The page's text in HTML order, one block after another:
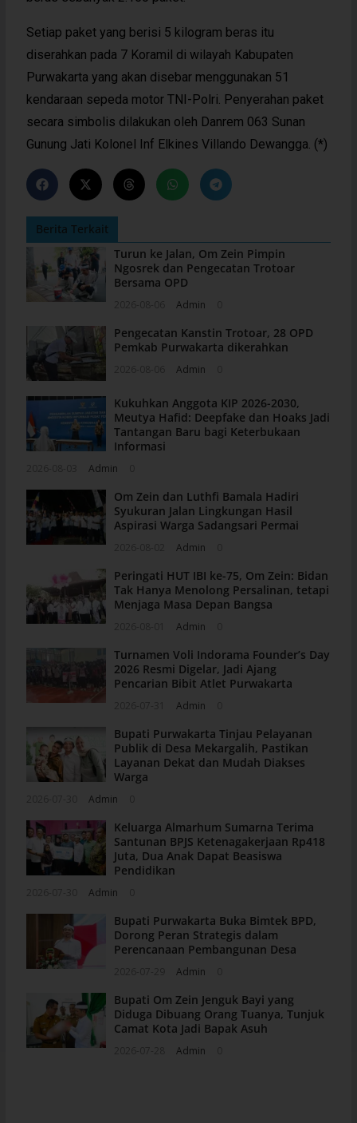
Setiap paket yang berisi 5 kilogram beras itu
diserahkan pada 7 Koramil di wilayah Kabupaten
Purwakarta yang akan disebar menggunakan 51
kendaraan sepeda motor TNI-Polri. Penyerahan paket
secara simbolis dilakukan oleh Danrem 063 Sunan
Gunung Jati Kolonel Inf Elkines Villando Dewangga. (*)
Berita Terkait
Turun ke Jalan, Om Zein Pimpin
Ngosrek dan Pengecatan Trotoar
Bersama OPD
Admin
Pengecatan Kanstin Trotoar, 28 OPD
Pemkab Purwakarta dikerahkan
Admin
Kukuhkan Anggota KIP 2026-2030,
Meutya Hafid: Deepfake dan Hoaks Jadi
Tantangan Baru bagi Keterbukaan
Informasi
Admin
Om Zein dan Luthfi Bamala Hadiri
Syukuran Jalan Lingkungan Hasil
Aspirasi Warga Sadangsari Permai
Admin
Peringati HUT IBI ke-75, Om Zein: Bidan
Tak Hanya Menolong Persalinan, tetapi
Menjaga Masa Depan Bangsa
Admin
Turnamen Voli Indorama Founder’s Day
2026 Resmi Digelar, Jadi Ajang
Pencarian Bibit Atlet Purwakarta
Admin
Bupati Purwakarta Tinjau Pelayanan
Publik di Desa Mekargalih, Pastikan
Layanan Dekat dan Mudah Diakses
Warga
Admin
Keluarga Almarhum Sumarna Terima
Santunan BPJS Ketenagakerjaan Rp418
Juta, Dua Anak Dapat Beasiswa
Pendidikan
Admin
Bupati Purwakarta Buka Bimtek BPD,
Dorong Peran Strategis dalam
Perencanaan Pembangunan Desa
Admin
Bupati Om Zein Jenguk Bayi yang
Diduga Dibuang Orang Tuanya, Tunjuk
Camat Kota Jadi Bapak Asuh
Admin